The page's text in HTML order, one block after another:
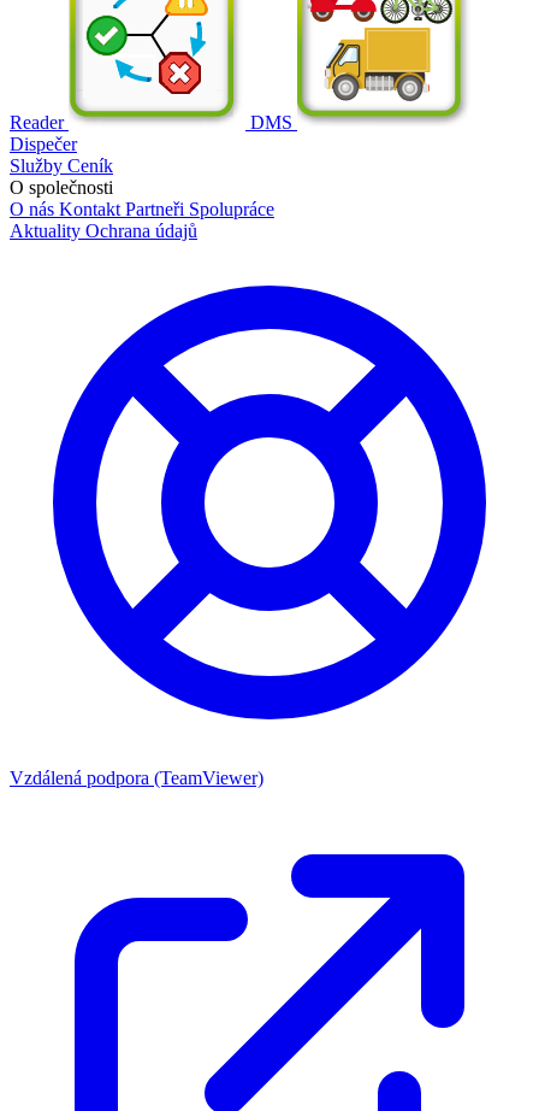
Reader
DMS
Dispečer
Služby Ceník
O společnosti
O nás Kontakt Partneři Spolupráce
Aktuality Ochrana údajů
Vzdálená podpora (TeamViewer)